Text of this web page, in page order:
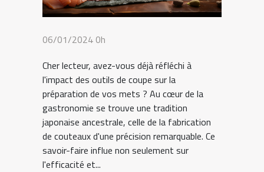
06/01/2024 0h
Cher lecteur, avez-vous déjà réfléchi à
l'impact des outils de coupe sur la
préparation de vos mets ? Au cœur de la
gastronomie se trouve une tradition
japonaise ancestrale, celle de la fabrication
de couteaux d'une précision remarquable. Ce
savoir-faire influe non seulement sur
l'efficacité et...